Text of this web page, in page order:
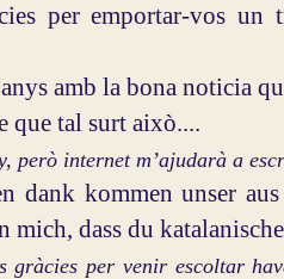
per emportar-vos un
amb la bona noticia
que tal surt això....
però internet m’ajudarà a
dank kommen unser
mich, dass du
gràcies per venir escoltar